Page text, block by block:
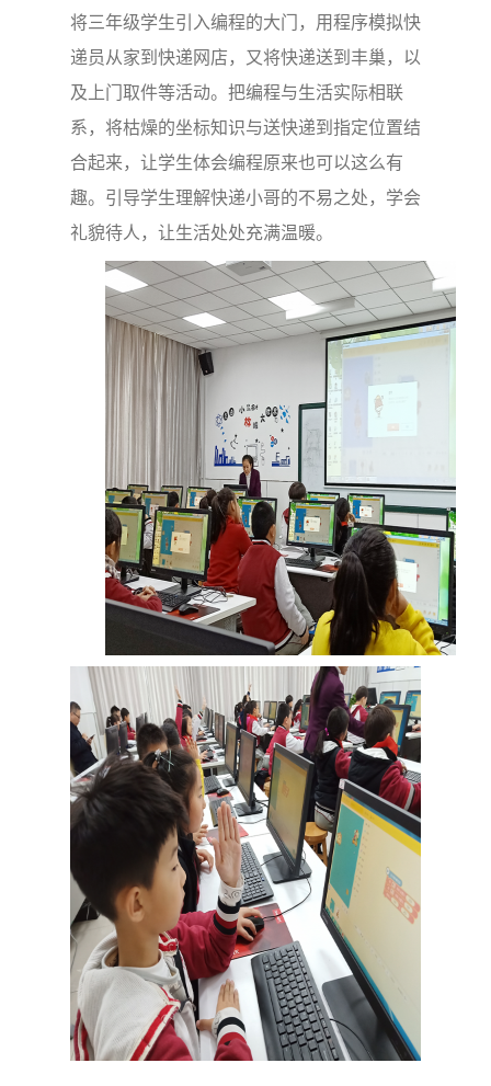
将三年级学生引入编程的大门，用程序模拟快
递员从家到快递网店，又将快递送到丰巢，以
及上门取件等活动。把编程与生活实际相联
系，将枯燥的坐标知识与送快递到指定位置结
合起来，让学生体会编程原来也可以这么有
趣。引导学生理解快递小哥的不易之处，学会
礼貌待人，让生活处处充满温暖。